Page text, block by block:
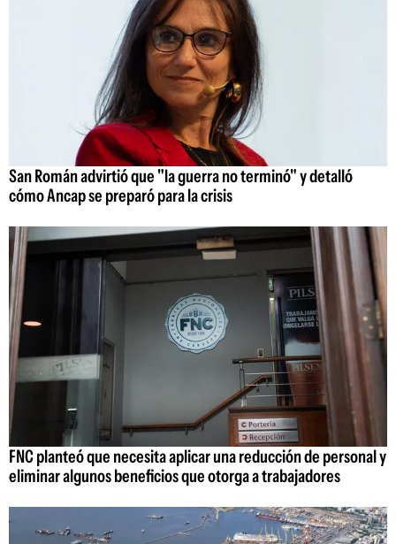
San Román advirtió que "la guerra no terminó" y detalló
cómo Ancap se preparó para la crisis
FNC planteó que necesita aplicar una reducción de personal y
eliminar algunos beneficios que otorga a trabajadores